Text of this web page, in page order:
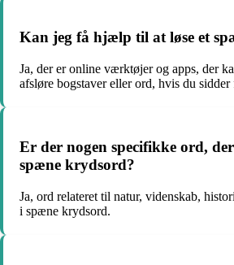
Kan jeg få hjælp til at løse et
Ja, der er online værktøjer og apps, der
afsløre bogstaver eller ord, hvis du sidder
Er der nogen specifikke ord,
spæne krydsord?
Ja, ord relateret til natur, videnskab,
i spæne krydsord.